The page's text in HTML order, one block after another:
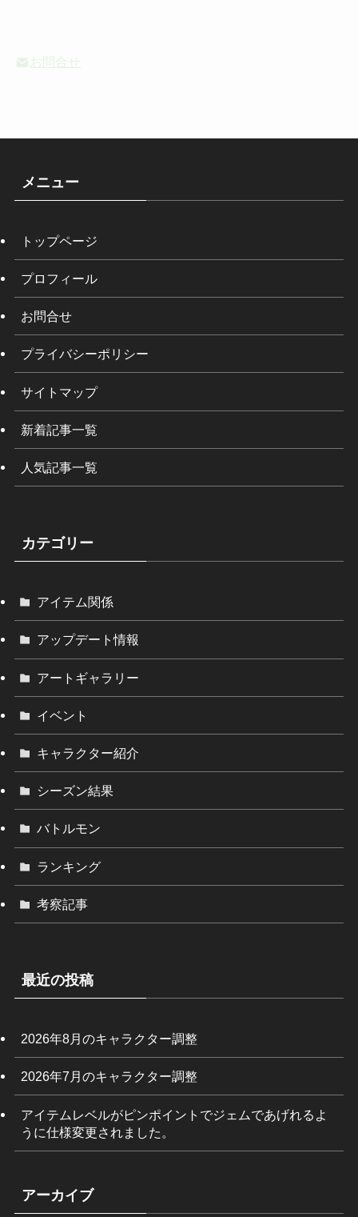
メニュー
トップページ
プロフィール
お問合せ
プライバシーポリシー
サイトマップ
新着記事一覧
人気記事一覧
カテゴリー
アイテム関係
アップデート情報
アートギャラリー
イベント
キャラクター紹介
シーズン結果
バトルモン
ランキング
考察記事
最近の投稿
2026年8月のキャラクター調整
2026年7月のキャラクター調整
アイテムレベルがピンポイントでジェムであげれるよ
うに仕様変更されました。
アーカイブ